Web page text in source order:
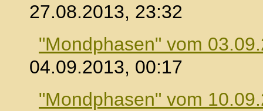
27.08.2013, 23:32
"Mondphasen" vom
04.09.2013, 00:17
"Mondphasen" vom